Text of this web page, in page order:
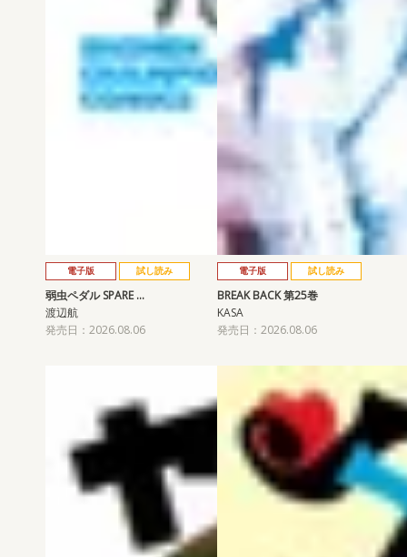
電子版 試し読み
弱虫ペダル SPARE …
渡辺航
発売日：2026.08.06
電子版 試し読み
BREAK BACK 第25巻
KASA
発売日：2026.08.06